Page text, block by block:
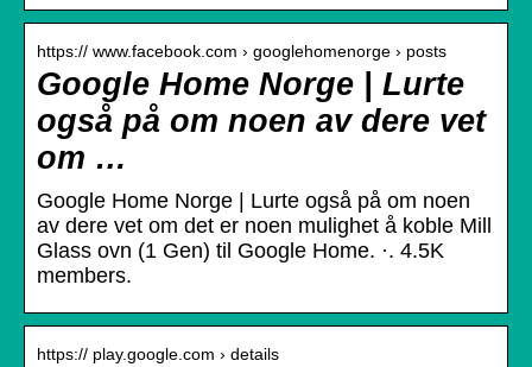
https:// www.facebook.com › googlehomenorge › posts
Google Home Norge | Lurte
også på om noen av dere vet
om …
Google Home Norge | Lurte også på om noen
av dere vet om det er noen mulighet å koble Mill
Glass ovn (1 Gen) til Google Home. ·. 4.5K
members.
https:// play.google.com › details